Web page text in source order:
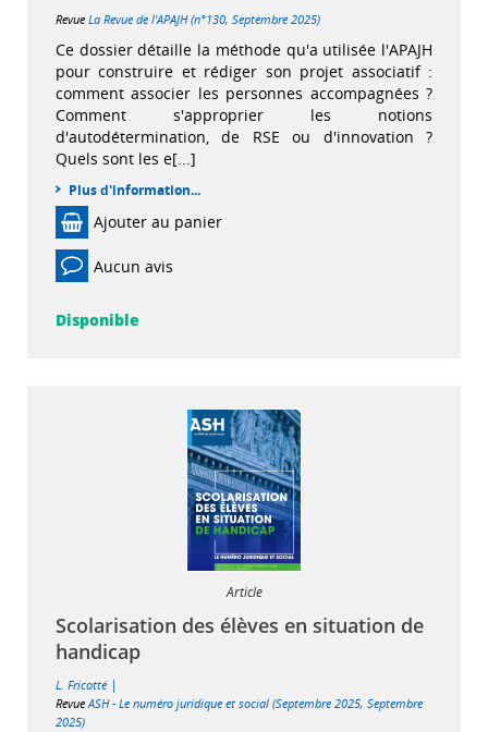
Revue La Revue de l'APAJH (n°130, Septembre 2025)
Ce dossier détaille la méthode qu'a utilisée l'APAJH
pour construire et rédiger son projet associatif :
comment associer les personnes accompagnées ?
Comment s'approprier les notions
d'autodétermination, de RSE ou d'innovation ?
Quels sont les e[...]
Plus d'information...
Ajouter au panier
Aucun avis
Disponible
Article
Scolarisation des élèves en situation de
handicap
L. Fricotté |
RevueASH - Le numéro juridique et social (Septembre 2025, Septembre
2025)